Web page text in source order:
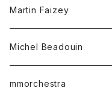
ベスト
ポロシャツ
ロングスリーブTシャツ
Tシャツ
Martin Faizey
ベルト
Michel Beadouin
トップス
mmorchestra